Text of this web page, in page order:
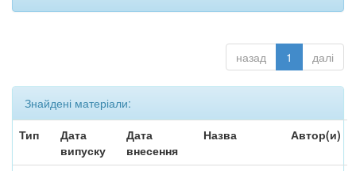
назад 1 далі
Знайдені матеріали:
Тип
Дата
випуску
Дата
внесення
Назва Автор(и)